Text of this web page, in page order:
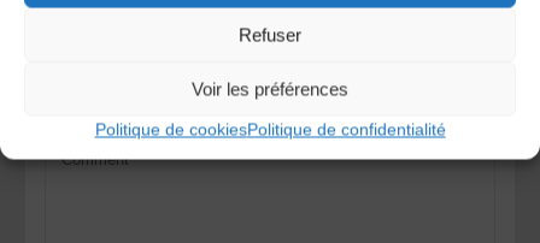
Refuser
Voir les préférences
Politique de cookiesPolitique de confidentialité
commentaire
Votre adresse e-mail ne sera pas publiée. Les champs
obligatoires sont indiqués avec